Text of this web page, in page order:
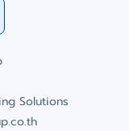
Solutions